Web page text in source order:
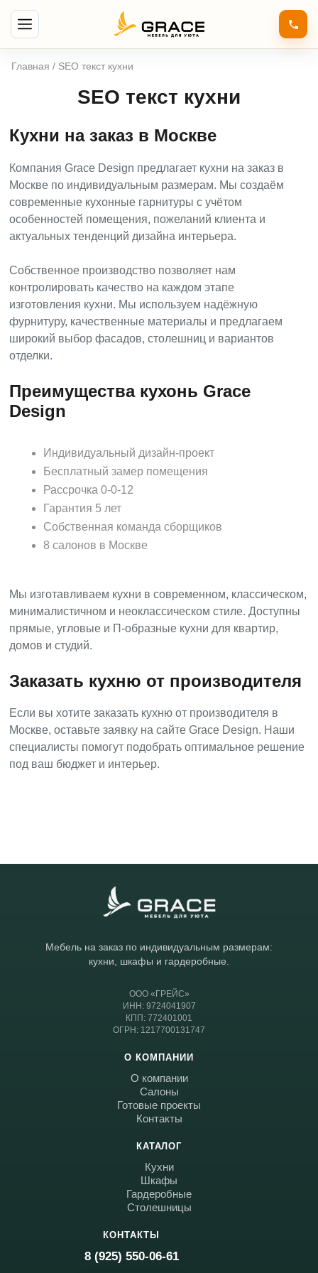
Главная / SEO текст кухни
SEO текст кухни
Кухни на заказ в Москве
Компания Grace Design предлагает кухни на заказ в
Москве по индивидуальным размерам. Мы создаём
современные кухонные гарнитуры с учётом
особенностей помещения, пожеланий клиента и
актуальных тенденций дизайна интерьера.
Собственное производство позволяет нам
контролировать качество на каждом этапе
изготовления кухни. Мы используем надёжную
фурнитуру, качественные материалы и предлагаем
широкий выбор фасадов, столешниц и вариантов
отделки.
Преимущества кухонь Grace
Design
Индивидуальный дизайн-проект
Бесплатный замер помещения
Рассрочка 0-0-12
Гарантия 5 лет
Собственная команда сборщиков
8 салонов в Москве
Мы изготавливаем кухни в современном, классическом,
минималистичном и неоклассическом стиле. Доступны
прямые, угловые и П-образные кухни для квартир,
домов и студий.
Заказать кухню от производителя
Если вы хотите заказать кухню от производителя в
Москве, оставьте заявку на сайте Grace Design. Наши
специалисты помогут подобрать оптимальное решение
под ваш бюджет и интерьер.
Мебель на заказ по индивидуальным размерам:
кухни, шкафы и гардеробные.
ООО «ГРЕЙС»
ИНН: 9724041907
КПП: 772401001
ОГРН: 1217700131747
О КОМПАНИИ
О компании
Салоны
Готовые проекты
Контакты
КАТАЛОГ
Кухни
Шкафы
Гардеробные
Столешницы
КОНТАКТЫ
8 (925) 550-06-61
Telegram